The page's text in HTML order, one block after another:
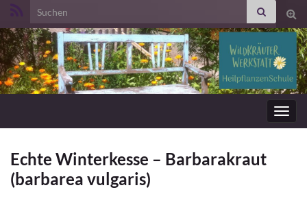
Search for:
Echte Winterkesse – Barbarakraut
(barbarea vulgaris)